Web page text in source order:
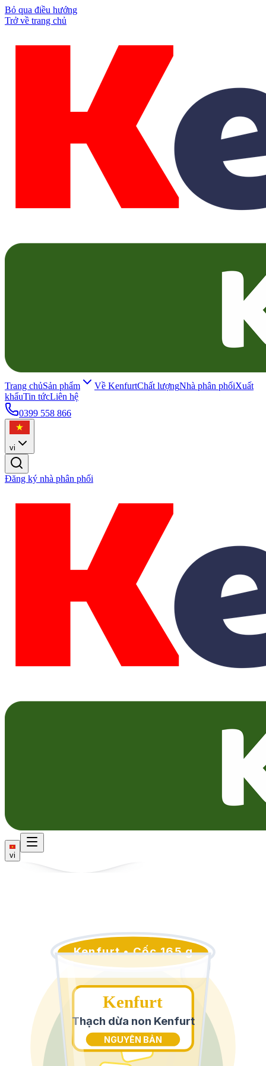
Bỏ qua điều hướng
Trở về trang chủ
Trang chủSản phẩm Về KenfurtChất lượngNhà phân phốiXuất
khẩuTin tứcLiên hệ
0399 558 866
vi
Đăng ký nhà phân phối
vi
Kenfurt • Cốc 165 g
Kenfurt
Thạch dừa non Kenfurt
NGUYÊN BẢN